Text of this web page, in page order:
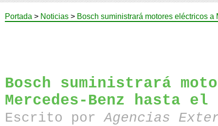
Portada > Noticias > Bosch suministrará motores eléctricos
Bosch suministrará
Mercedes-Benz hasta el
Escrito porAgencias